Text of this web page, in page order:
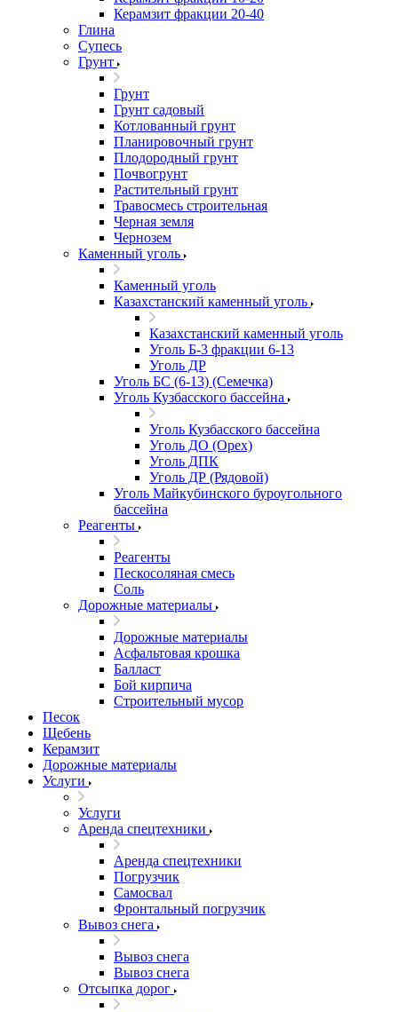
Керамзит фракции 20-40
Глина
Супесь
Грунт
Грунт
Грунт садовый
Котлованный грунт
Планировочный грунт
Плодородный грунт
Почвогрунт
Растительный грунт
Травосмесь строительная
Черная земля
Чернозем
Каменный уголь
Каменный уголь
Казахстанский каменный уголь
Казахстанский каменный уголь
Уголь Б-3 фракции 6-13
Уголь ДР
Уголь БС (6-13) (Семечка)
Уголь Кузбасского бассейна
Уголь Кузбасского бассейна
Уголь ДО (Орех)
Уголь ДПК
Уголь ДР (Рядовой)
Уголь Майкубинского буроугольного
бассейна
Реагенты
Реагенты
Пескосоляная смесь
Соль
Дорожные материалы
Дорожные материалы
Асфальтовая крошка
Балласт
Бой кирпича
Строительный мусор
Песок
Щебень
Керамзит
Дорожные материалы
Услуги
Услуги
Аренда спецтехники
Аренда спецтехники
Погрузчик
Самосвал
Фронтальный погрузчик
Вывоз снега
Вывоз снега
Вывоз снега
Отсыпка дорог